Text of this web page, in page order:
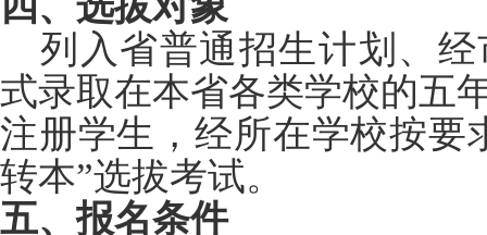
列入省普通招生计划、
式录取在本省各类学校的五
注册学生，经所在学校按要
转本”选拔考试。
五、报名条件